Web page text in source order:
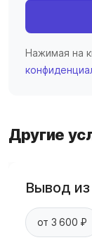
Нажимая на
Другие
Вывод из
от 3 600 ₽